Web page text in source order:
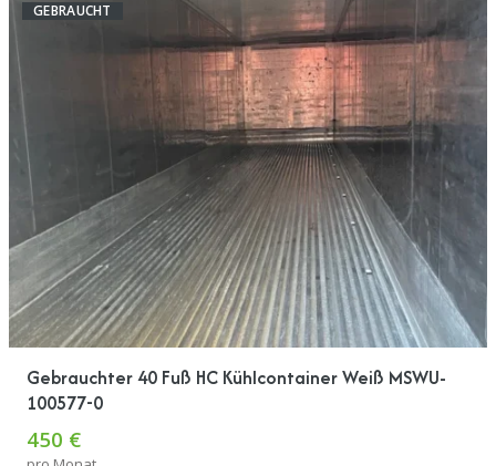
GEBRAUCHT
Gebrauchter 40 Fuß HC Kühlcontainer Weiß MSWU-
100577-0
450 €